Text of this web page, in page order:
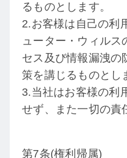
るものとします。
2.お客様は自己の利
ューター・ウィルス
セス及び情報漏洩の
策を講じるものとし
3.当社はお客様の利
せず、また一切の責
第7条(権利帰属)